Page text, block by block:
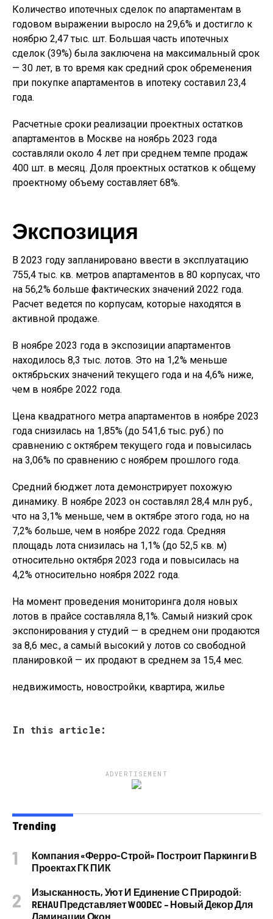
Количество ипотечных сделок по апартаментам в
годовом выражении выросло на 29,6% и достигло к
ноябрю 2,47 тыс. шт. Большая часть ипотечных
сделок (39%) была заключена на максимальный срок
— 30 лет, в то время как средний срок обременения
при покупке апартаментов в ипотеку составил 23,4
года.
Расчетные сроки реализации проектных остатков
апартаментов в Москве на ноябрь 2023 года
составляли около 4 лет при среднем темпе продаж
400 шт. в месяц. Доля проектных остатков к общему
проектному объему составляет 68%.
Экспозиция
В 2023 году запланировано ввести в эксплуатацию
755,4 тыс. кв. метров апартаментов в 80 корпусах, что
на 56,2% больше фактических значений 2022 года.
Расчет ведется по корпусам, которые находятся в
активной продаже.
В ноябре 2023 года в экспозиции апартаментов
находилось 8,3 тыс. лотов. Это на 1,2% меньше
октябрьских значений текущего года и на 4,6% ниже,
чем в ноябре 2022 года.
Цена квадратного метра апартаментов в ноябре 2023
года снизилась на 1,85% (до 541,6 тыс. руб.) по
сравнению с октябрем текущего года и повысилась
на 3,06% по сравнению с ноябрем прошлого года.
Средний бюджет лота демонстрирует похожую
динамику. В ноябре 2023 он составлял 28,4 млн руб.,
что на 3,1% меньше, чем в октябре этого года, но на
7,2% больше, чем в ноябре 2022 года. Средняя
площадь лота снизилась на 1,1% (до 52,5 кв. м)
относительно октября 2023 года и повысилась на
4,2% относительно ноября 2022 года.
На момент проведения мониторинга доля новых
лотов в прайсе составляла 8,1%. Самый низкий срок
экспонирования у студий — в среднем они продаются
за 8,6 мес., а самый высокий у лотов со свободной
планировкой — их продают в среднем за 15,4 мес.
недвижимость, новостройки, квартира, жилье
In this article:
ADVERTISEMENT
Trending
Компания «Ферро-Строй» Построит Паркинги В
Проектах ГК ПИК
Изысканность, Уют И Единение С Природой:
REHAU Представляет WOODEC – Новый Декор Для
Ламинации Окон